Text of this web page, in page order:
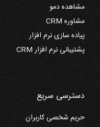
مشاهده دمو
مشاوره CRM
پیاده سازی نرم افزار
پشتیبانی نرم افزار CRM
دسترسی سریع
حریم شخصی کاربران